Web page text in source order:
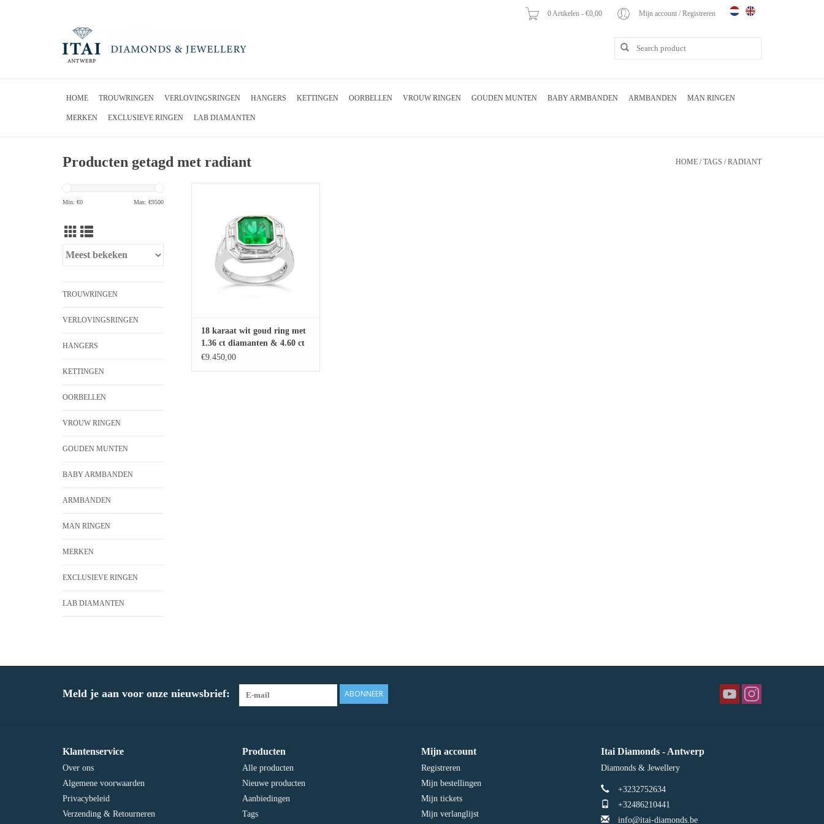
0 Artikelen - €0,00 Mijn account / Registreren
HOME TROUWRINGEN VERLOVINGSRINGEN HANGERS KETTINGEN OORBELLEN VROUW RINGEN GOUDEN MUNTEN BABY ARMBANDEN ARMBANDEN MAN RINGEN
MERKEN EXCLUSIEVE RINGEN LAB DIAMANTEN
Producten getagd met radiant HOME /TAGS /RADIANT
Min: €0 Max: €9500
TROUWRINGEN
VERLOVINGSRINGEN
HANGERS
KETTINGEN
OORBELLEN
VROUW RINGEN
GOUDEN MUNTEN
BABY ARMBANDEN
ARMBANDEN
MAN RINGEN
MERKEN
EXCLUSIEVE RINGEN
LAB DIAMANTEN
18 karaat wit goud ring met
1.36 ct diamanten & 4.60 ct
smaragd
€9.450,00
Meld je aan voor onze nieuwsbrief: ABONNEER
Klantenservice
Over ons
Algemene voorwaarden
Privacybeleid
Verzending & Retourneren
Producten
Alle producten
Nieuwe producten
Aanbiedingen
Tags
Mijn account
Registreren
Mijn bestellingen
Mijn tickets
Mijn verlanglijst
Itai Diamonds - Antwerp
Diamonds & Jewellery
+3232752634
+32486210441
info@itai-diamonds.be